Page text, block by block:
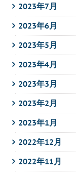
2023年7月
2023年6月
2023年5月
2023年4月
2023年3月
2023年2月
2023年1月
2022年12月
2022年11月